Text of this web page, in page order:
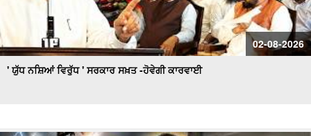
02-08-2026
' ਯੁੱਧ ਨਸ਼ਿਆਂ ਵਿਰੁੱਧ ' ਸਰਕਾਰ ਸਖ਼ਤ -ਹੋਵੇਗੀ ਕਾਰਵਾਈ